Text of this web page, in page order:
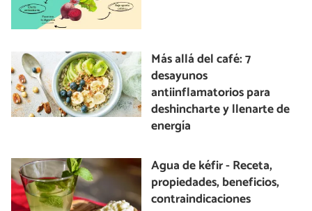
Más allá del café: 7
desayunos
antiinflamatorios para
deshincharte y llenarte de
energía
Agua de kéfir - Receta,
propiedades, beneficios,
contraindicaciones